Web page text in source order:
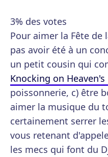
3% des votes
Pour aimer la Fête de
pas avoir été à un
un petit cousin qui
Knocking on
poissonnerie, c) être
aimer la musique du
certainement serrer
vous retenant
les mecs qui font du